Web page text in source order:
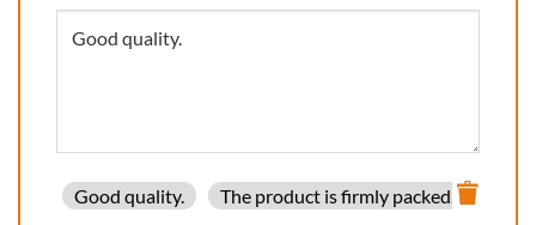
Good quality. The product is firmly packed.